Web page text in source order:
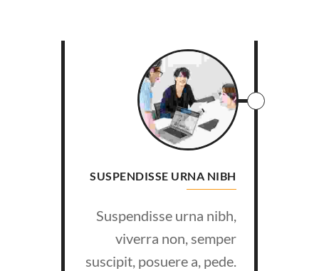
SUSPENDISSE URNA NIBH
Suspendisse urna nibh,
viverra non, semper
suscipit, posuere a, pede.